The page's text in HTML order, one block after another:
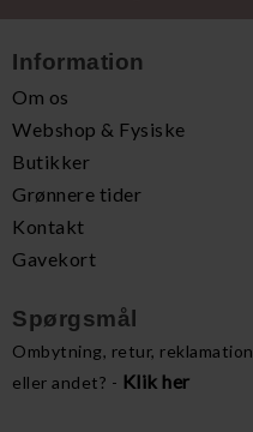
Information
Om os
Webshop & Fysiske
Butikker
Grønnere tider
Kontakt
Gavekort
Spørgsmål
Ombytning, retur, reklamation
eller andet? - Klik her